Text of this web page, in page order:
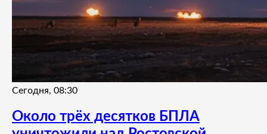
Сегодня, 08:30
Около трёх десятков БПЛА